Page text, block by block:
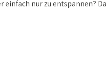
einfach nur zu entspannen?